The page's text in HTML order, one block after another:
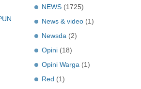
NEWS (1725)
News & video (1)
Newsda (2)
Opini (18)
Opini Warga (1)
Red (1)